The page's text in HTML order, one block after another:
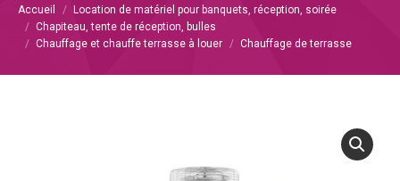
Vous êtes ici :
Accueil
Location de matériel pour banquets, réception, soirée
Chapiteau, tente de réception, bulles
Chauffage et chauffe terrasse à louer
Chauffage de terrasse